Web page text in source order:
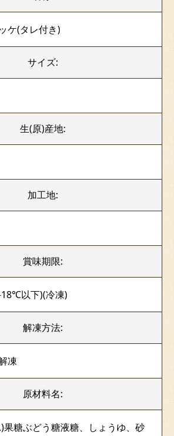
ケ(タレ付き)
サイズ:
生(原)産地:
加工地:
賞味期限:
以下)(冷凍)
解凍方法:
凍
原材料名:
果糖ぶどう糖液糖、しょうゆ、砂